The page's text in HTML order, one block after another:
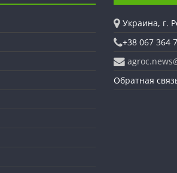
Украина, г.
+38 067 364
Обратная